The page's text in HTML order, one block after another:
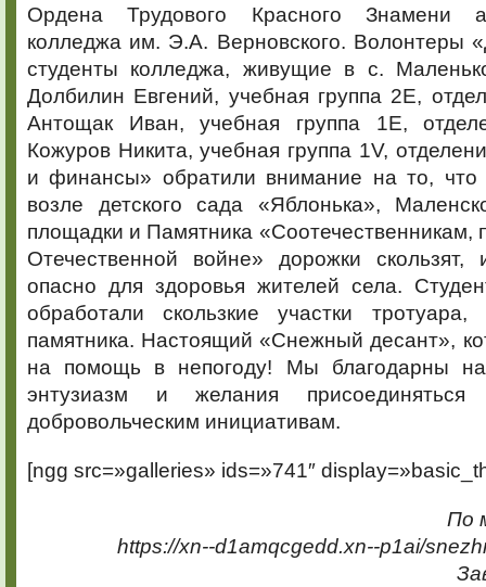
Ордена Трудового Красного Знамени
колледжа им. Э.А. Верновского. Волонтеры
студенты колледжа, живущие в с.
Долбилин Евгений, учебная группа 2Е,
Антощак Иван, учебная группа 1Е,
Кожуров Никита, учебная группа 1V,
и финансы» обратили внимание на то, что
возле детского сада «Яблонька»,
площадки и Памятника «Соотечественникам,
Отечественной войне» дорожки
опасно для здоровья жителей села.
обработали скользкие участки
памятника. Настоящий «Снежный десант»,
на помощь в непогоду! Мы благодарны
энтузиазм и желания присоединяться
добровольческим инициативам.
[ngg src=»galleries» ids=»741″
По
https://xn--d1amqcgedd.xn--p1ai/